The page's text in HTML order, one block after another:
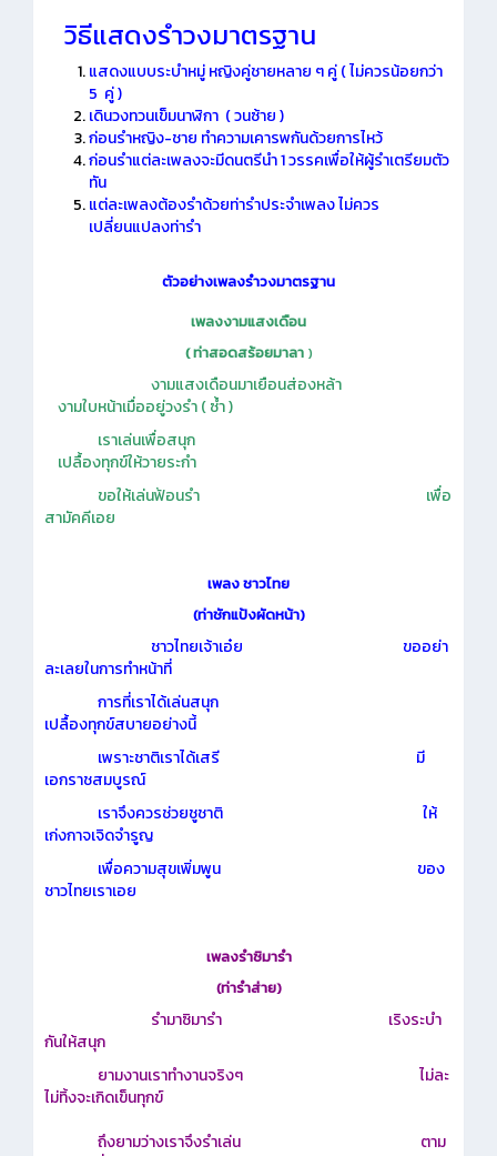
วิธีแสดงรำวงมาตรฐาน
แสดงแบบระบำหมู่ หญิงคู่ชายหลาย ๆ คู่ ( ไม่ควรน้อยกว่า
5 คู่ )
เดินวงทวนเข็มนาฬิกา ( วนซ้าย )
ก่อนรำหญิง-ชาย ทำความเคารพกันด้วยการไหว้
ก่อนรำแต่ละเพลงจะมีดนตรีนำ 1 วรรคเพื่อให้ผู้รำเตรียมตัว
ทัน
แต่ละเพลงต้องรำด้วยท่ารำประจำเพลง ไม่ควร
เปลี่ยนแปลงท่ารำ
ตัวอย่างเพลงรำวงมาตรฐาน
เพลงงามแสงเดือน
(ท่าสอดสร้อยมาลา)
งามแสงเดือนมาเยือนส่องหล้า
งามใบหน้าเมื่ออยู่วงรำ ( ซ้ำ )
เราเล่นเพื่อสนุก
เปลื้องทุกข์ให้วายระกำ
ขอให้เล่นฟ้อนรำ เพื่อ
สามัคคีเอย
เพลง ชาวไทย
(ท่าชักแป้งผัดหน้า)
ชาวไทยเจ้าเอ๋ย ขออย่า
ละเลยในการทำหน้าที่
การที่เราได้เล่นสนุก
เปลื้องทุกข์สบายอย่างนี้
เพราะชาติเราได้เสรี มี
เอกราชสมบูรณ์
เราจึงควรช่วยชูชาติ ให้
เก่งกาจเจิดจำรูญ
เพื่อความสุขเพิ่มพูน ของ
ชาวไทยเราเอย
เพลงรำซิมารำ
(ท่ารำส่าย)
รำมาซิมารำ เริงระบำ
กันให้สนุก
ยามงานเราทำงานจริงๆ ไม่ละ
ไม่ทิ้งจะเกิดเข็นทุกข์
ถึงยามว่างเราจึงรำเล่น ตาม